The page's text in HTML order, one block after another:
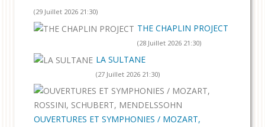
(29 Juillet 2026 21:30)
THE CHAPLIN PROJECT
(28 Juillet 2026 21:30)
LA SULTANE
(27 Juillet 2026 21:30)
OUVERTURES ET SYMPHONIES / MOZART,